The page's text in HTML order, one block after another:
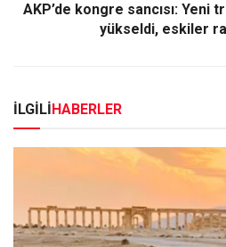
AKP’de kongre sancısı: Yeni
yükseldi, eskiler
İLGİLİHABERLER